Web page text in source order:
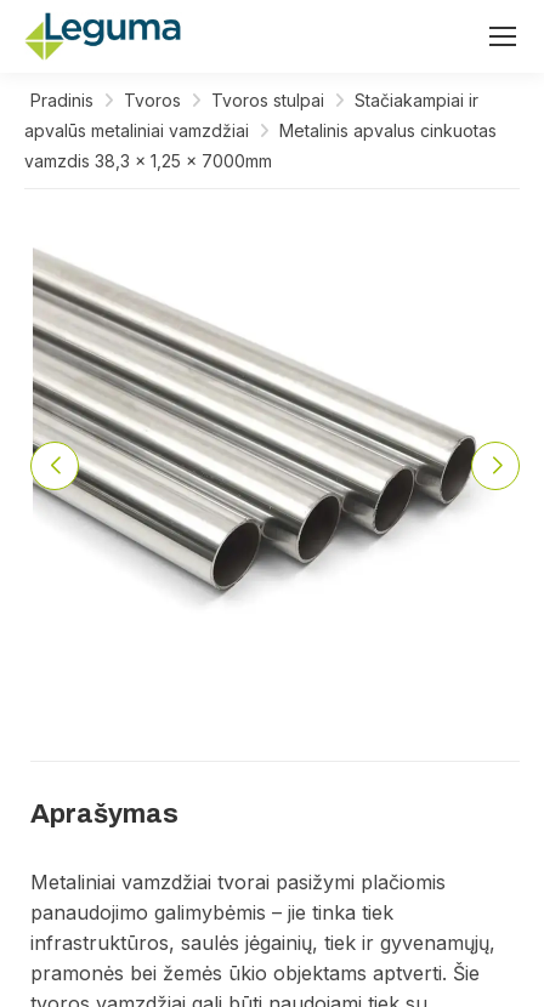
Pradinis Tvoros Tvoros stulpai
Stačiakampiai ir
apvalūs metaliniai vamzdžiai
Metalinis apvalus cinkuotas
vamzdis 38,3 x 1,25 x 7000mm
Aprašymas
Metaliniai vamzdžiai tvorai pasižymi plačiomis
panaudojimo galimybėmis – jie tinka tiek
infrastruktūros, saulės jėgainių, tiek ir gyvenamųjų,
pramonės bei žemės ūkio objektams aptverti. Šie